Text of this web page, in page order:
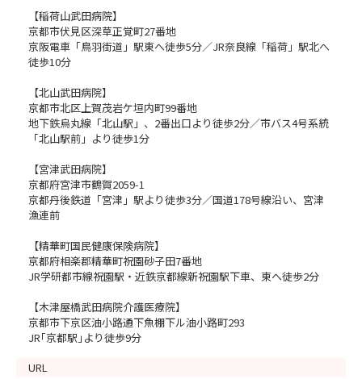
【稲荷山武田病院】
京都市伏見区深草正覚町27番地
京阪電車「鳥羽街道」駅東へ徒歩5分／JR奈良線「稲荷」駅北へ
徒歩10分
【北山武田病院】
京都市北区上賀茂岩ケ垣内町99番地
地下鉄烏丸線「北山駅」、2番出口より徒歩2分／市バス4号系統
「北山駅前」より徒歩1分
【宮津武田病院】
京都府宮津市鶴賀2059-1
京都丹後鉄道「宮津」駅より徒歩3分／国道178号線沿い、宮津
漁連前
【精華町国民健康保険病院】
京都府相楽郡精華町祝園砂子田7番地
JR学研都市線祝園駅・近鉄京都線新祝園駅下車、東へ徒歩2分
【木津屋橋武田病院介護医療院】
京都市下京区油小路通下魚棚下ル油小路町293
JR｢京都駅｣より徒歩9分
URL